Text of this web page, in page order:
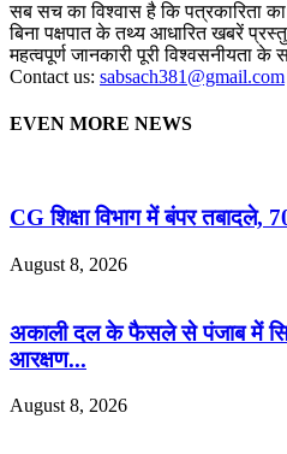
सब सच का विश्वास है कि पत्रकारिता
बिना पक्षपात के तथ्य आधारित खबरें
महत्वपूर्ण जानकारी पूरी विश्वसनीयता
Contact us: sabsach381@gmail.com
EVEN MORE NEWS
CG शिक्षा विभाग में बंपर तबादले,
August 8, 2026
अकाली दल के फैसले से पंजाब में
आरक्षण...
August 8, 2026